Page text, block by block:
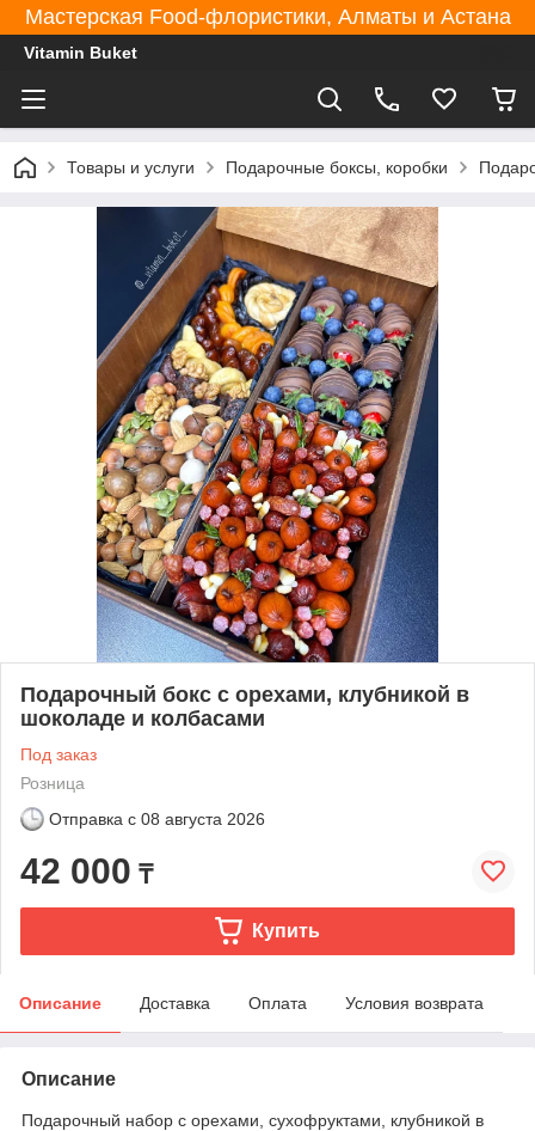
Мастерская Food-флористики, Алматы и Астана
Vitamin Buket
Товары и услуги Подарочные боксы, коробки
Подарочный бокс с орехами, клубникой в
шоколаде и колбасами
Под заказ
Розница
Отправка с 08 августа 2026
42 000 ₸
Купить
Описание Доставка Оплата Условия возврата
Описание
Подарочный набор с орехами, сухофруктами, клубникой в